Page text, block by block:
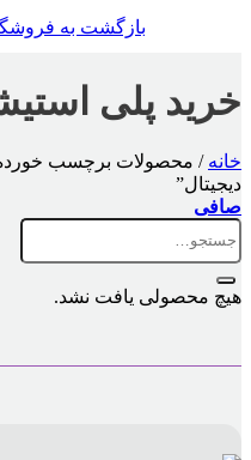
بازگشت به
خرید پلی
خانه / محصولات برچسب خورده
دیجیتال”
صافی
جستجو
برای:
هیچ محصولی یافت نشد.